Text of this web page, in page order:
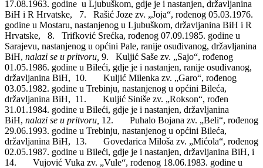
17.08.1963. godine u Ljubuškom, gdje je i nastanjen, državljanina
BiH i R Hrvatske,
7. Rašić Joze zv. „Joja“, rođenog 05.03.1976.
godine u Mostaru, nastanjenog u Ljubuškom, državljanina BiH i R
Hrvatske,
8. Trifković Srećka, rođenog 07.09.1985. godine u
Sarajevu, nastanjenog u općini Pale, ranije osuđivanog, državljanina
BiH, nalazi se u pritvoru, 9. Kuljić Saše zv. „Sajo“, rođenog
01.05.1986. godine u Bileći, gdje je i nastanjen, ranije osuđivanog,
državljanina BiH, 10. Kuljić Milenka zv. „Garo“, rođenog
03.05.1982. godine u Trebinju, nastanjenog u općini Bileća,
državljanina BiH, 11. Kuljić Siniše zv. „Rokson“, rođen
31.01.1984. godine u Bileći, gdje je i nastanjen, državljanina
BiH, nalazi se u pritvoru, 12. Puhalo Bojana zv. „Beli“, rođenog
29.06.1993. godine u Trebinju, nastanjenog u općini Bileća,
državljanina BiH, 13. Govedarica Miloša zv. „Mićola“, rođenog
02.05.1987. godine u Bileći, gdje je i nastanjen, državljanina BiH, i
14. Vujović Vuka zv. „Vule“, rođenog 18.06.1983. godine u